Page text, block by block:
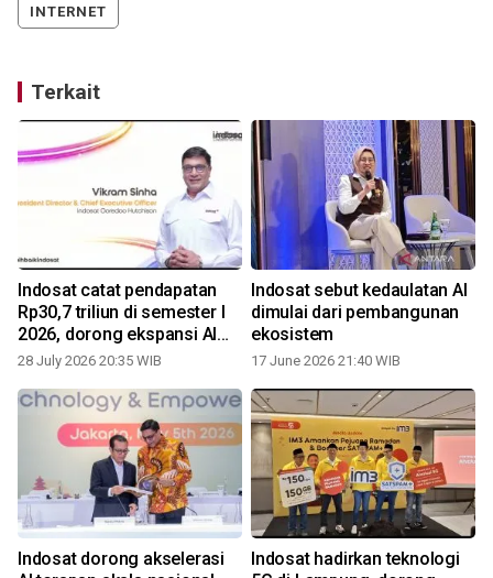
INTERNET
Terkait
Indosat catat pendapatan
Rp30,7 triliun di semester I
2026, dorong ekspansi AI
Cloud dan fiber
28 July 2026 20:35 WIB
Indosat sebut kedaulatan AI
dimulai dari pembangunan
ekosistem
17 June 2026 21:40 WIB
Indosat dorong akselerasi
Indosat hadirkan teknologi